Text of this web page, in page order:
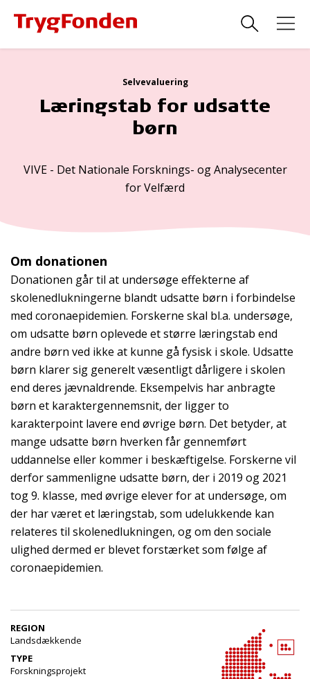
Selvevaluering
Læringstab for udsatte
børn
VIVE - Det Nationale Forsknings- og Analysecenter
for Velfærd
Om donationen
Donationen går til at undersøge effekterne af
skolenedlukningerne blandt udsatte børn i forbindelse
med coronaepidemien. Forskerne skal bl.a. undersøge,
om udsatte børn oplevede et større læringstab end
andre børn ved ikke at kunne gå fysisk i skole. Udsatte
børn klarer sig generelt væsentligt dårligere i skolen
end deres jævnaldrende. Eksempelvis har anbragte
børn et karaktergennemsnit, der ligger to
karakterpoint lavere end øvrige børn. Det betyder, at
mange udsatte børn hverken får gennemført
uddannelse eller kommer i beskæftigelse. Forskerne vil
derfor sammenligne udsatte børn, der i 2019 og 2021
tog 9. klasse, med øvrige elever for at undersøge, om
der har været et læringstab, som udelukkende kan
relateres til skolenedlukningen, og om den sociale
ulighed dermed er blevet forstærket som følge af
coronaepidemien.
REGION
Landsdækkende
TYPE
Forskningsprojekt